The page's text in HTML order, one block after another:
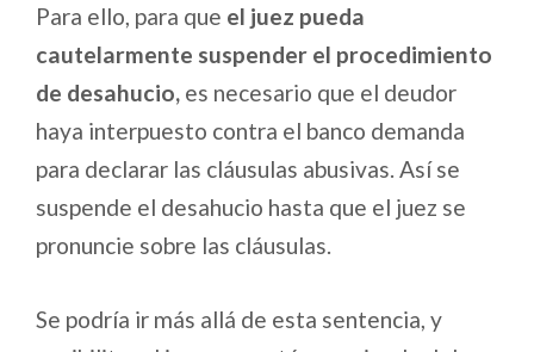
Para ello, para que el juez pueda
cautelarmente suspender el procedimiento
de desahucio, es necesario que el deudor
haya interpuesto contra el banco demanda
para declarar las cláusulas abusivas. Así se
suspende el desahucio hasta que el juez se
pronuncie sobre las cláusulas.
Se podría ir más allá de esta sentencia, y